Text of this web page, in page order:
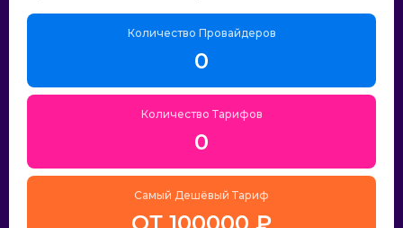
Количество Провайдеров
0
Количество Тарифов
0
Самый Дешёвый Тариф